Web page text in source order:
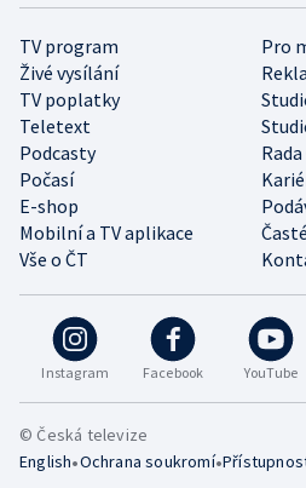
Instagram Facebook YouTube
TV program
Pro
Živé vysílání
TV poplatky
Teletext
Podcasty
Rada
Počasí
E-shop
Mobilní a TV aplikace
Vše o ČT
© Česká televize
English•Ochrana soukromí•